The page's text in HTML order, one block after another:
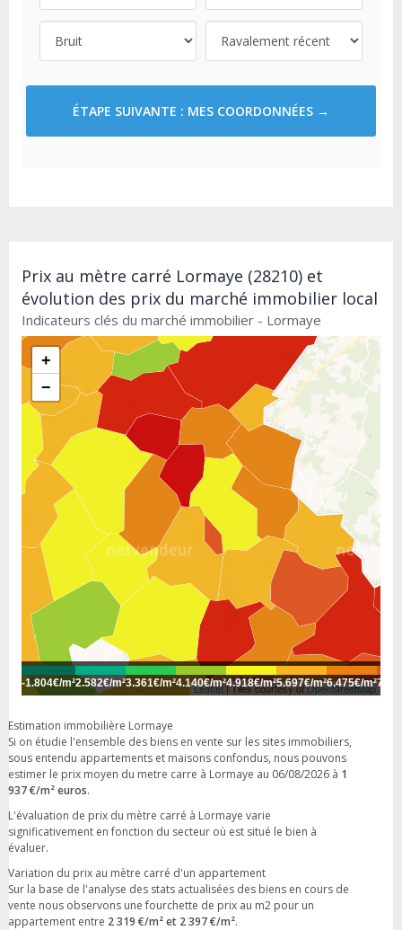
ÉTAPE SUIVANTE : MES COORDONNÉES →
Prix au mètre carré Lormaye (28210) et
évolution des prix du marché immobilier local
Indicateurs clés du marché immobilier - Lormaye
+
−
Leaflet| Tiles courtesy ofOpenStreetMap
-1.804€/m²2.582€/m²3.361€/m²4.140€/m²4.918€/m²5.697€/m²6.475€/m²
Estimation immobilière Lormaye
Si on étudie l'ensemble des biens en vente sur les sites immobiliers,
sous entendu appartements et maisons confondus, nous pouvons
estimer le prix moyen du metre carre à Lormaye au 06/08/2026 à 1
937 €/m² euros.
L'évaluation de prix du mètre carré à Lormaye varie
significativement en fonction du secteur où est situé le bien à
évaluer.
Variation du prix au mètre carré d'un appartement
Sur la base de l'analyse des stats actualisées des biens en cours de
vente nous observons une fourchette de prix au m2 pour un
appartement entre 2 319 €/m² et 2 397 €/m².